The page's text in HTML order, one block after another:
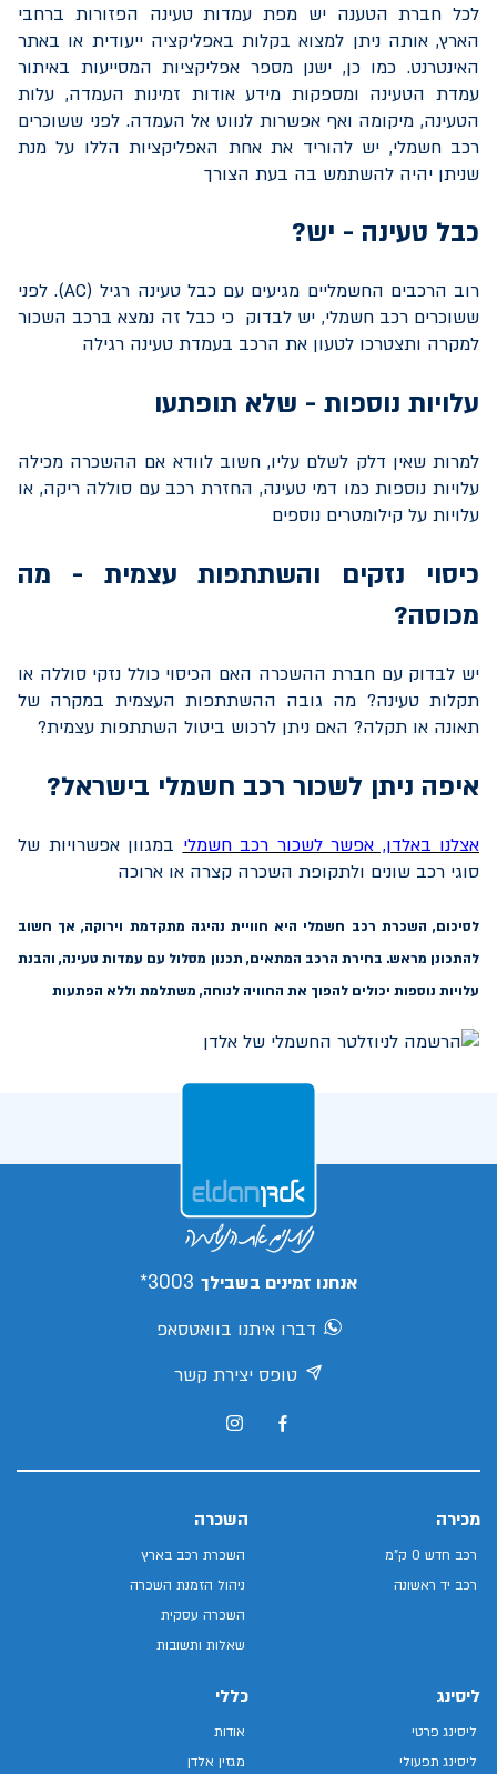
לכל חברת הטענה יש מפת עמדות טעינה הפזורות ברחבי
הארץ, אותה ניתן למצוא בקלות באפליקציה ייעודית או באתר
האינטרנט. כמו כן, ישנן מספר אפליקציות המסייעות באיתור
עמדת הטעינה ומספקות מידע אודות זמינות העמדה, עלות
הטעינה, מיקומה ואף אפשרות לנווט אל העמדה. לפני ששוכרים
רכב חשמלי, יש להוריד את אחת האפליקציות הללו על מנת
שניתן יהיה להשתמש בה בעת הצורך
כבל טעינה - יש?
רוב הרכבים החשמליים מגיעים עם כבל טעינה רגיל (AC). לפני
ששוכרים רכב חשמלי, יש לבדוק כי כבל זה נמצא ברכב השכור
למקרה ותצטרכו לטעון את הרכב בעמדת טעינה רגילה
עלויות נוספות - שלא תופתעו
למרות שאין דלק לשלם עליו, חשוב לוודא אם ההשכרה מכילה
עלויות נוספות כמו דמי טעינה, החזרת רכב עם סוללה ריקה, או
עלויות על קילומטרים נוספים
כיסוי נזקים והשתתפות עצמית - מה
מכוסה?
יש לבדוק עם חברת ההשכרה האם הכיסוי כולל נזקי סוללה או
תקלות טעינה? מה גובה ההשתתפות העצמית במקרה של
תאונה או תקלה? האם ניתן לרכוש ביטול השתתפות עצמית?
איפה ניתן לשכור רכב חשמלי בישראל?
אצלנו באלדן, אפשר לשכור רכב חשמלי במגוון אפשרויות של
סוגי רכב שונים ולתקופת השכרה קצרה או ארוכה
לסיכום, השכרת רכב חשמלי היא חוויית נהיגה מתקדמת וירוקה, אך חשוב
להתכונן מראש. בחירת הרכב המתאים, תכנון מסלול עם עמדות טעינה, והבנת
עלויות נוספות יכולים להפוך את החוויה לנוחה, משתלמת וללא הפתעות
אנחנו זמינים בשבילך 3003*
דברו איתנו בוואטסאפ
טופס יצירת קשר
מכירה
רכב חדש 0 ק"מ
רכב יד ראשונה
השכרה
השכרת רכב בארץ
ניהול הזמנת השכרה
השכרה עסקית
שאלות ותשובות
ליסינג
ליסינג פרטי
ליסינג תפעולי
כללי
אודות
מגזין אלדן